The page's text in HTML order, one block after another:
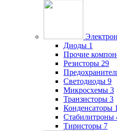
Диоды 1
Прочие
Резисторы 29
Светодиоды 9
Микросхемы 3
Транзисторы 3
Конденсаторы
Стабилитроны
Тиристоры 7